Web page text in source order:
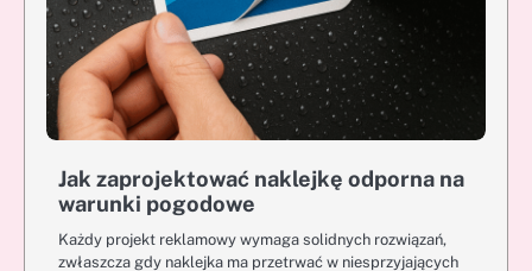
Jak zaprojektować naklejkę odporna na
warunki pogodowe
Każdy projekt reklamowy wymaga solidnych rozwiązań,
zwłaszcza gdy naklejka ma przetrwać w niesprzyjających